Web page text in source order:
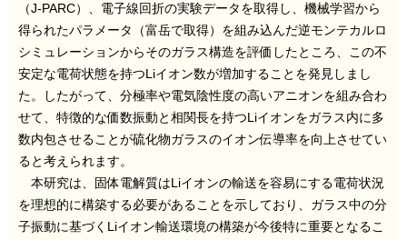
（J-PARC）、電子線回折の実験データを取得し、機械学習から
得られたパラメータ（富岳で取得）を組み込んだ逆モンテカルロ
シミュレーションからそのガラス構造を評価したところ、この不
安定な電荷状態を持つLiイオン数が増加することを発見しまし
た。したがって、分極率や電気陰性度の高いアニオンを組み合わ
せて、特徴的な価数振動と相関長を持つLiイオンをガラス内に多
数内包させることが硫化物ガラスのイオン伝導率を向上させてい
ると考えられます。
本研究は、固体電解質はLiイオンの輸送を容易にする電荷状況
を理想的に構築する必要があることを示しており、ガラス中の分
子振動に基づくLiイオン輸送環境の構築が今後特に重要となるこ